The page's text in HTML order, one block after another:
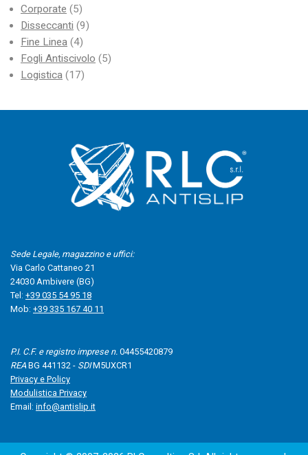
Corporate (5)
Disseccanti (9)
Fine Linea (4)
Fogli Antiscivolo (5)
Logistica (17)
Sede Legale, magazzino e uffici:
Via Carlo Cattaneo 21
24030 Ambivere (BG)
Tel: +39 035 54 95 18
Mob: +39 335 167 40 11
P.I. C.F. e registro imprese n. 04455420879
REA BG 441132 - SDIM5UXCR1
Privacy e Policy
Modulistica Privacy
Email: info@antislip.it